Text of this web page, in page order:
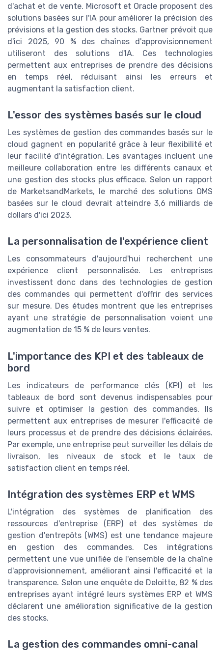
d'achat et de vente. Microsoft et Oracle proposent des
solutions basées sur l'IA pour améliorer la précision des
prévisions et la gestion des stocks. Gartner prévoit que
d'ici 2025, 90 % des chaînes d'approvisionnement
utiliseront des solutions d'IA. Ces technologies
permettent aux entreprises de prendre des décisions
en temps réel, réduisant ainsi les erreurs et
augmentant la satisfaction client.
L'essor des systèmes basés sur le cloud
Les systèmes de gestion des commandes basés sur le
cloud gagnent en popularité grâce à leur flexibilité et
leur facilité d'intégration. Les avantages incluent une
meilleure collaboration entre les différents canaux et
une gestion des stocks plus efficace. Selon un rapport
de MarketsandMarkets, le marché des solutions OMS
basées sur le cloud devrait atteindre 3,6 milliards de
dollars d'ici 2023.
La personnalisation de l'expérience client
Les consommateurs d'aujourd'hui recherchent une
expérience client personnalisée. Les entreprises
investissent donc dans des technologies de gestion
des commandes qui permettent d'offrir des services
sur mesure. Des études montrent que les entreprises
ayant une stratégie de personnalisation voient une
augmentation de 15 % de leurs ventes.
L'importance des KPI et des tableaux de
bord
Les indicateurs de performance clés (KPI) et les
tableaux de bord sont devenus indispensables pour
suivre et optimiser la gestion des commandes. Ils
permettent aux entreprises de mesurer l'efficacité de
leurs processus et de prendre des décisions éclairées.
Par exemple, une entreprise peut surveiller les délais de
livraison, les niveaux de stock et le taux de
satisfaction client en temps réel.
Intégration des systèmes ERP et WMS
L'intégration des systèmes de planification des
ressources d'entreprise (ERP) et des systèmes de
gestion d'entrepôts (WMS) est une tendance majeure
en gestion des commandes. Ces intégrations
permettent une vue unifiée de l'ensemble de la chaîne
d'approvisionnement, améliorant ainsi l'efficacité et la
transparence. Selon une enquête de Deloitte, 82 % des
entreprises ayant intégré leurs systèmes ERP et WMS
déclarent une amélioration significative de la gestion
des stocks.
La gestion des commandes omni-canal